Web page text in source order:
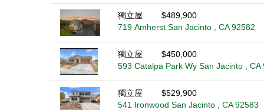
獨立屋
$489,900
719 Amherst San Jacinto , CA 92582
獨立屋
$450,000
593 Catalpa Park Wy San Jacinto , CA
獨立屋
$529,900
541 Ironwood San Jacinto , CA 92583